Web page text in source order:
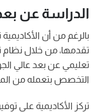
الدراسة عن
بالرغم من أن
تقدمها، من خلال نظام
تعليمي عن بعد عالي
التخصص بتعمله من
تركز الأكاديمية على